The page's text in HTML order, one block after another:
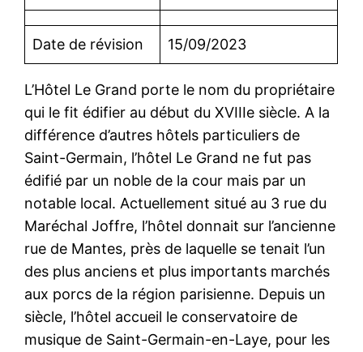
Date de révision 15/09/2023
L’Hôtel Le Grand porte le nom du propriétaire
qui le fit édifier au début du XVIIIe siècle. A la
différence d’autres hôtels particuliers de
Saint-Germain, l’hôtel Le Grand ne fut pas
édifié par un noble de la cour mais par un
notable local. Actuellement situé au 3 rue du
Maréchal Joffre, l’hôtel donnait sur l’ancienne
rue de Mantes, près de laquelle se tenait l’un
des plus anciens et plus importants marchés
aux porcs de la région parisienne. Depuis un
siècle, l’hôtel accueil le conservatoire de
musique de Saint-Germain-en-Laye, pour les